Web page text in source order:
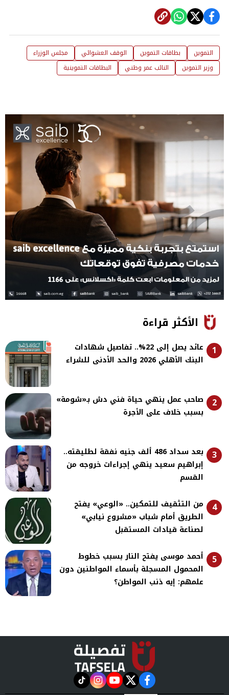
التموين بطاقات التموين الوقف العشوائي
مجلس الوزراء
وزير التموين
النائب عمر وطني البطاقات التموينية
الأكثر قراءة
1
عائد يصل إلى 22%.. تفاصيل شهادات
البنك الأهلي 2026 والحد الأدنى للشراء
2
صاحب عمل ينهي حياة فني دش بـ«شومة»
بسبب خلاف على الأجرة
3
بعد سداد 486 ألف جنيه نفقة لطليقته..
إبراهيم سعيد ينهي إجراءات خروجه من
القسم
4
من التثقيف للتمكين.. «الوعي» يفتح
الطريق أمام شباب «مشروع نيابي»
لصناعة قيادات المستقبل
5
أحمد موسى يفتح النار بسبب خطوط
المحمول المسجلة بأسماء المواطنين دون
علمهم: إيه ذنب المواطن؟
facebook
twitter
youtube
instagram
tiktok